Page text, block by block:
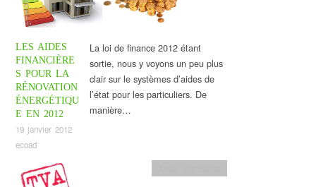
LES AIDES
FINANCIÈRE
S POUR LA
RÉNOVATION
ÉNERGÉTIQU
E EN 2012
19 janvier 2012
ecoad
La loi de finance 2012 étant
sortie, nous y voyons un peu plus
clair sur le systèmes d’aides de
l’état pour les particuliers. De
manière…